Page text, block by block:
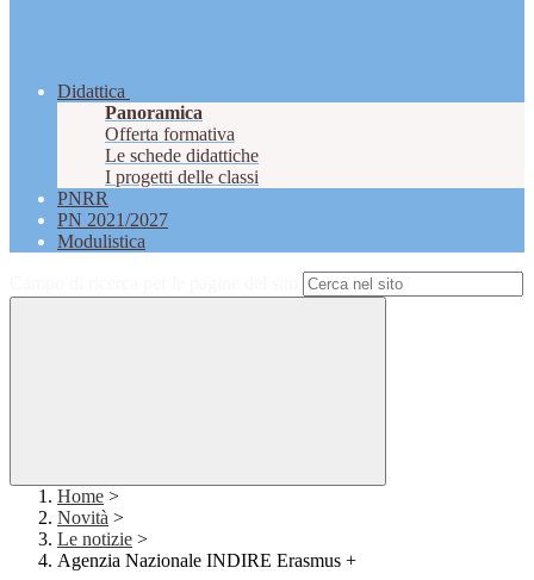
Didattica
Panoramica
Offerta formativa
Le schede didattiche
I progetti delle classi
PNRR
PN 2021/2027
Modulistica
Home >
Novità >
Le notizie >
Agenzia Nazionale INDIRE Erasmus +